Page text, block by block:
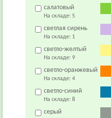
салатовый
На складе: 5
светлая сирень
На складе: 1
светло-желтый
На складе: 9
светло-оранжевый
На складе: 4
светло-синий
На складе: 8
серый